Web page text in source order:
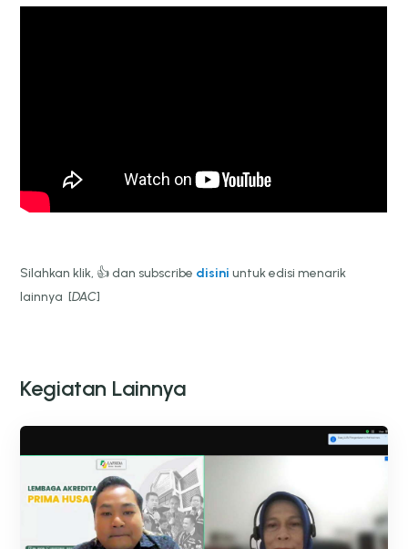
Silahkan klik, 👍 dan subscribe disiniuntuk edisi menarik
lainnya [DAC]
Kegiatan Lainnya